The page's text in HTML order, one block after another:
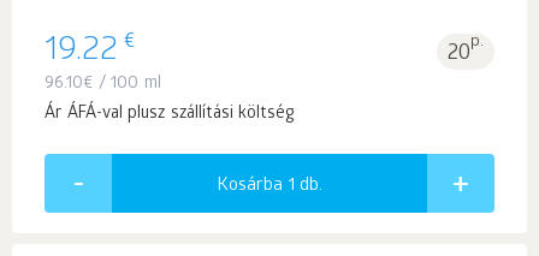
19.22 € 20p.
96.10€ / 100 ml
Ár ÁFÁ-val plusz szállítási költség
Kosárba 1 db.